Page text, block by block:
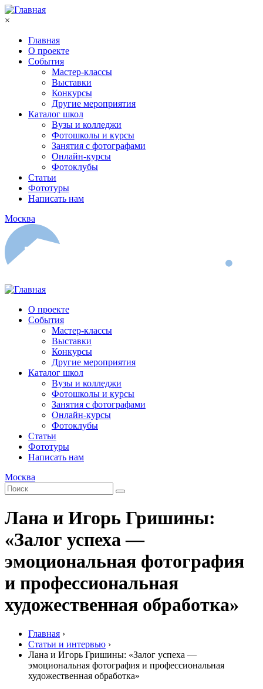
Перейти к основному содержанию
×
Главная
О проекте
События
Мастер-классы
Выставки
Конкурсы
Другие мероприятия
Каталог школ
Вузы и колледжи
Фотошколы и курсы
Занятия с фотографами
Онлайн-курсы
Фотоклубы
Статьи
Фототуры
Написать нам
Москва
О проекте
События
Мастер-классы
Выставки
Конкурсы
Другие мероприятия
Каталог школ
Вузы и колледжи
Фотошколы и курсы
Занятия с фотографами
Онлайн-курсы
Фотоклубы
Статьи
Фототуры
Написать нам
Москва
Лана и Игорь Гришины:
«Залог успеха —
эмоциональная фотография
и профессиональная
художественная обработка»
Главная ›
Статьи и интервью ›
Лана и Игорь Гришины: «Залог успеха —
эмоциональная фотография и профессиональная
художественная обработка»